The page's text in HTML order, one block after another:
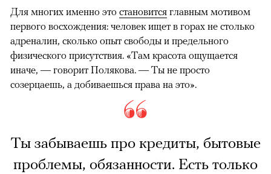
Для многих именно это становится главным мотивом
первого восхождения: человек ищет в горах не столько
адреналин, сколько опыт свободы и предельного
физического присутствия. «Там красота ощущается
иначе, — говорит Полякова. — Ты не просто
созерцаешь, а добиваешься права на это».
Ты забываешь про кредиты, бытовые
проблемы, обязанности. Есть только